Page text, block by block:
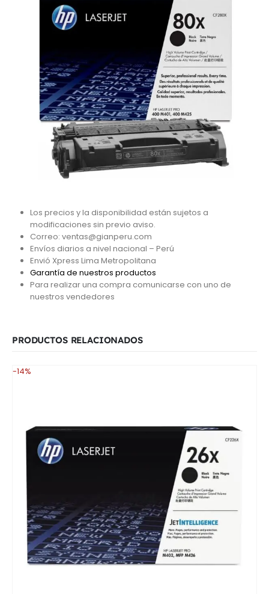
Los precios y la disponibilidad están sujetos a
modificaciones sin previo aviso.
Correo: ventas@gianperu.com
Envíos diarios a nivel nacional – Perú
Envió Xpress Lima Metropolitana
Garantía de nuestros productos
Para realizar una compra comunicarse con uno de
nuestros vendedores
PRODUCTOS RELACIONADOS
-14%